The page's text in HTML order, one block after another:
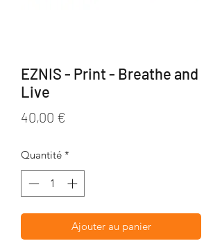
EZNIS - Print - Breathe and
Live
40,00 €
Quantité *
Ajouter au panier